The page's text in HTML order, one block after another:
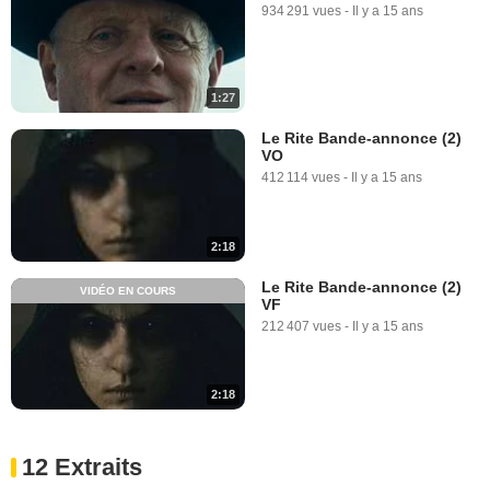
1:27
934 291 vues - Il y a 15 ans
2:18
Le Rite Bande-annonce (2)
VO
412 114 vues - Il y a 15 ans
2:18
VIDÉO EN COURS
Le Rite Bande-annonce (2)
VF
212 407 vues - Il y a 15 ans
12 Extraits